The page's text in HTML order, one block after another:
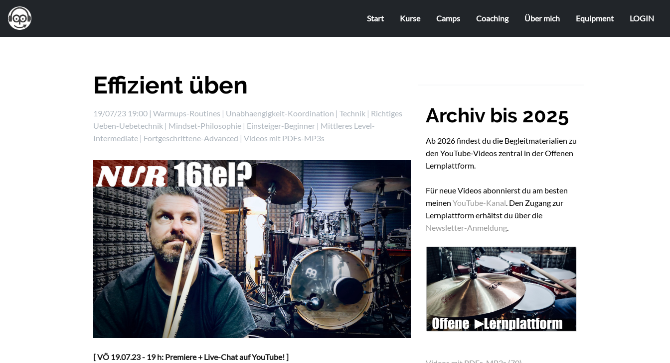
Start Kurse Camps Coaching Über mich Equipment LOGIN
Effizient üben
19/07/23 19:00 | Warmups-Routines | Unabhaengigkeit-Koordination | Technik | Richtiges
Ueben-Uebetechnik | Mindset-Philosophie | Einsteiger-Beginner | Mittleres Level-
Intermediate | Fortgeschrittene-Advanced | Videos mit PDFs-MP3s
[ VÖ 19.07.23 - 19 h: Premiere + Live-Chat auf YouTube! ]
Archiv bis 2025
Ab 2026 findest du die Begleitmaterialien zu
den YouTube-Videos zentral in der Offenen
Lernplattform.
Für neue Videos abonnierst du am besten
meinen YouTube-Kanal. Den Zugang zur
Lernplattform erhältst du über die
Newsletter-Anmeldung.